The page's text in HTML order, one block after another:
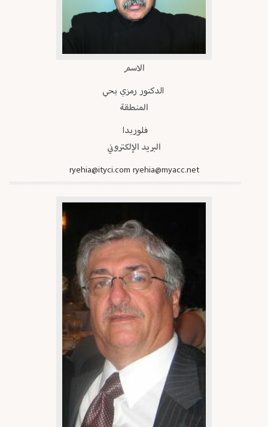
الاسم
الدكتور رمزي يحي
المنطقة
فلوريدا
البريد الإلكتروني
ryehia@ityci.com ryehia@myacc.net